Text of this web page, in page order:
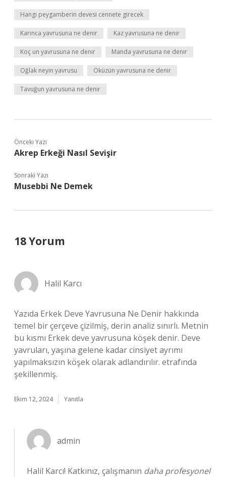
Hangi peygamberin devesi cennete girecek
Karınca yavrusuna ne denir Kaz yavrusuna ne denir
Koç un yavrusuna ne denir Manda yavrusuna ne denir
Oğlak neyin yavrusu Öküzün yavrusuna ne denir
Tavuğun yavrusuna ne denir
Önceki Yazı
Akrep Erkeği Nasıl Sevişir
Sonraki Yazı
Musebbi Ne Demek
18 Yorum
Halil Karcı
Yazıda Erkek Deve Yavrusuna Ne Denir hakkında
temel bir çerçeve çizilmiş, derin analiz sınırlı. Metnin
bu kısmı Erkek deve yavrusuna köşek denir. Deve
yavruları, yaşına gelene kadar cinsiyet ayrımı
yapılmaksızın köşek olarak adlandırılır. etrafında
şekillenmiş.
Ekim 12, 2024 Yanıtla
admin
Halil Karcı! Katkınız, çalışmanın daha profesyonel